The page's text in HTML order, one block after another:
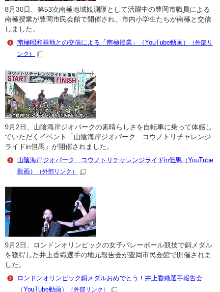
8月30日、第53次南極地域観測隊として活躍中の豊岡市職員による
南極授業が豊岡市民会館で開催され、市内小学生たちが南極と交信
しました。
南極昭和基地との交信による「南極授業」（YouTube動画）
（外部リ
ンク）
9月2日、山陰海岸ジオパークの素晴らしさを自転車に乗って体感し
ていただくイベント「山陰海岸ジオパーク コウノトリチャレンジ
ライドin但馬」が開催されました。
山陰海岸ジオパーク コウノトリチャレンジライドin但馬（YouTube
動画）
（外部リンク）
9月2日、ロンドンオリンピックの女子バレーボール競技で銅メダル
を獲得した井上香織選手の地元報告会が豊岡市民会館で開催されま
した。
ロンドンオリンピック銅メダルおめでとう！井上香織選手報告会
（YouTube動画）
（外部リンク）